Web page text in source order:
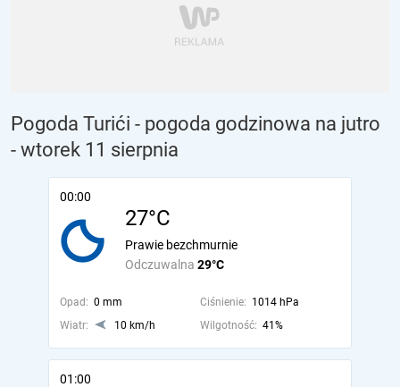
Pogoda Turići - pogoda godzinowa na jutro
- wtorek 11 sierpnia
00:00
27°C
Odczuwalna 29°C
Prawie bezchmurnie
Opad: 0 mm Ciśnienie: 1014 hPa
Wiatr:
10 km/h Wilgotność: 41%
01:00